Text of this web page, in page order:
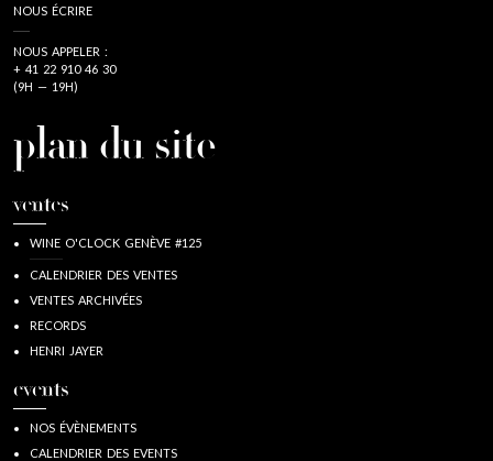
NOUS ÉCRIRE
NOUS APPELER :
+ 41 22 910 46 30
(9H — 19H)
plan du site
ventes
WINE O'CLOCK GENÈVE #125
CALENDRIER DES VENTES
VENTES ARCHIVÉES
RECORDS
HENRI JAYER
events
NOS ÉVÈNEMENTS
CALENDRIER DES EVENTS